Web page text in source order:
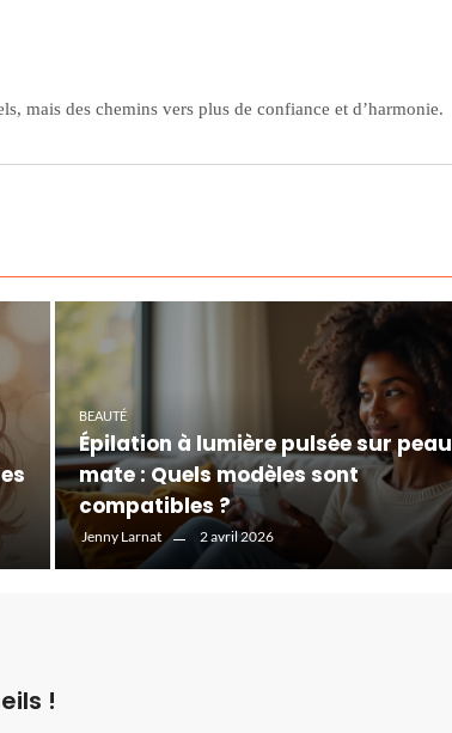
mais des chemins vers plus de confiance et d’harmonie.
BEAUTÉ
Épilation à lumière pulsée sur peau
mate : Quels modèles sont
compatibles ?
Jenny Larnat 2 avril 2026
!